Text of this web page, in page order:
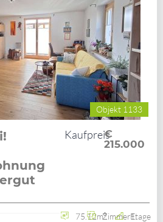
Objekt 1133
Kaufpreis
€
215.000
75.12m²2 Zimmer1. Etage